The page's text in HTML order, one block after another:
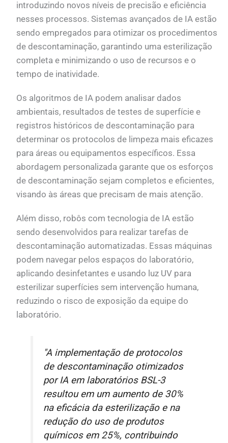
introduzindo novos níveis de precisão e eficiência
nesses processos. Sistemas avançados de IA estão
sendo empregados para otimizar os procedimentos
de descontaminação, garantindo uma esterilização
completa e minimizando o uso de recursos e o
tempo de inatividade.
Os algoritmos de IA podem analisar dados
ambientais, resultados de testes de superfície e
registros históricos de descontaminação para
determinar os protocolos de limpeza mais eficazes
para áreas ou equipamentos específicos. Essa
abordagem personalizada garante que os esforços
de descontaminação sejam completos e eficientes,
visando às áreas que precisam de mais atenção.
Além disso, robôs com tecnologia de IA estão
sendo desenvolvidos para realizar tarefas de
descontaminação automatizadas. Essas máquinas
podem navegar pelos espaços do laboratório,
aplicando desinfetantes e usando luz UV para
esterilizar superfícies sem intervenção humana,
reduzindo o risco de exposição da equipe do
laboratório.
"A implementação de protocolos
de descontaminação otimizados
por IA em laboratórios BSL-3
resultou em um aumento de 30%
na eficácia da esterilização e na
redução do uso de produtos
químicos em 25%, contribuindo